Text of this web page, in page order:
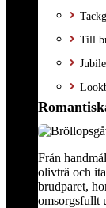
Till
Från
olivträ och
brudparet,
omsorgsfullt